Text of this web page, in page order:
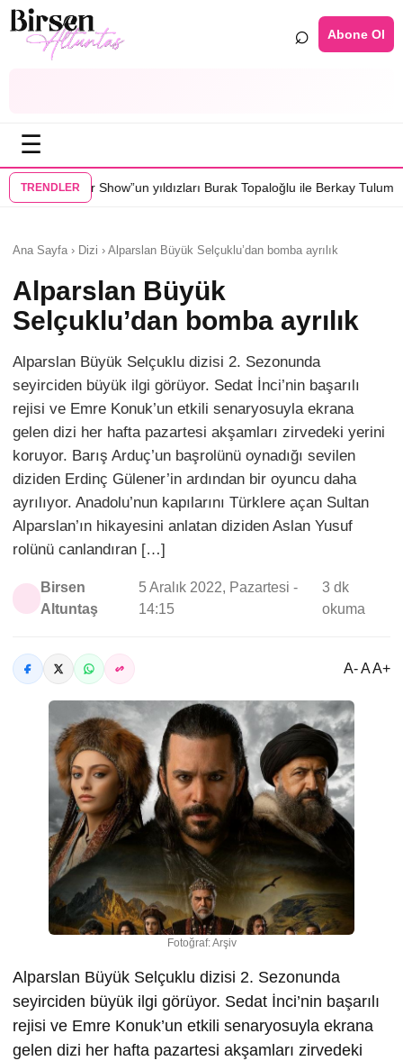
⌕ Abone Ol
☰
TRENDLERyıldızları Burak Topaloğlu ile Berkay Tulumbacı “Ecünni”
Ana Sayfa › Dizi › Alparslan Büyük Selçuklu’dan bomba ayrılık
Alparslan Büyük
Selçuklu’dan bomba ayrılık
Alparslan Büyük Selçuklu dizisi 2. Sezonunda
seyirciden büyük ilgi görüyor. Sedat İnci’nin başarılı
rejisi ve Emre Konuk’un etkili senaryosuyla ekrana
gelen dizi her hafta pazartesi akşamları zirvedeki yerini
koruyor. Barış Arduç’un başrolünü oynadığı sevilen
diziden Erdinç Gülener’in ardından bir oyuncu daha
ayrılıyor. Anadolu’nun kapılarını Türklere açan Sultan
Alparslan’ın hikayesini anlatan diziden Aslan Yusuf
rolünü canlandıran […]
Birsen
Altuntaş
5 Aralık 2022, Pazartesi -
14:15
3 dk
okuma
A- A A+
Fotoğraf: Arşiv
Alparslan Büyük Selçuklu dizisi 2. Sezonunda
seyirciden büyük ilgi görüyor. Sedat İnci’nin başarılı
rejisi ve Emre Konuk’un etkili senaryosuyla ekrana
gelen dizi her hafta pazartesi akşamları zirvedeki